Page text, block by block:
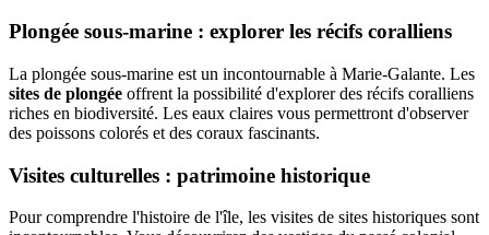
Plongée sous-marine : explorer les récifs coralliens
La plongée sous-marine est un incontournable à Marie-Galante. Les
sites de plongée offrent la possibilité d'explorer des récifs coralliens
riches en biodiversité. Les eaux claires vous permettront d'observer
des poissons colorés et des coraux fascinants.
Visites culturelles : patrimoine historique
Pour comprendre l'histoire de l'île, les visites de sites historiques sont